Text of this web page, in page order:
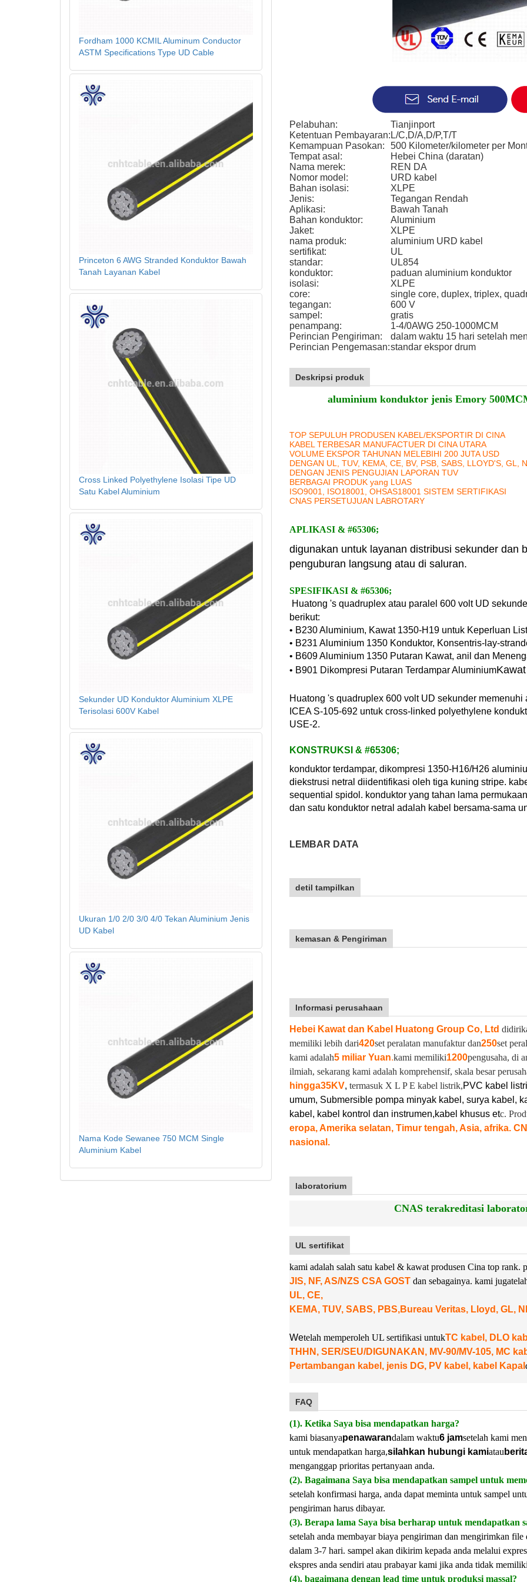
Pelabuhan:
Tianjinport
Ketentuan Pembayaran: L/C,D/A,D/P,T/T
Kemampuan Pasokan:
500 Kilometer/kilometer per
Tempat asal:
Hebei China (daratan)
Nama merek:
REN DA
Nomor model:
URD kabel
Bahan isolasi:
XLPE
Jenis:
Tegangan Rendah
Aplikasi:
Bawah Tanah
Bahan konduktor:
Aluminium
Jaket:
XLPE
nama produk:
aluminium URD kabel
sertifikat:
UL
standar:
UL854
konduktor:
paduan aluminium konduktor
isolasi:
XLPE
core:
single core, duplex, triplex,
tegangan:
600 V
sampel:
gratis
penampang:
1-4/0AWG 250-1000MCM
Perincian Pengiriman:
dalam waktu 15 hari setelah
Perincian Pengemasan:standar ekspor drum
Deskripsi produk
aluminium konduktor jenis Emory
TOP SEPULUH PRODUSEN KABEL/EKSPORTIR DI CINA
KABEL TERBESAR MANUFACTUER DI CINA UTARA
VOLUME EKSPOR TAHUNAN MELEBIHI 200 JUTA USD
DENGAN UL, TUV, KEMA, CE, BV, PSB, SABS, LLOYD'S, GL,
DENGAN JENIS PENGUJIAN LAPORAN TUV
BERBAGAI PRODUK yang LUAS
ISO9001, ISO18001, OHSAS18001 SISTEM SERTIFIKASI
CNAS PERSETUJUAN LABROTARY
APLIKASI & #65306;
digunakan untuk layanan distribusi sekunder dan
penguburan langsung atau di saluran.
SPESIFIKASI & #65306;
Huatong 's quadruplex atau paralel 600 volt UD
berikut:
• B230 Aluminium, Kawat 1350-H19 untuk Keperluan
• B231 Aluminium 1350 Konduktor, Konsentris-lay-
• B609 Aluminium 1350 Putaran Kawat, anil dan
• B901 Dikompresi Putaran Terdampar Aluminium
Huatong 's quadruplex 600 volt UD sekunder
ICEA S-105-692 untuk cross-linked polyethylene
USE-2.
KONSTRUKSI & #65306;
konduktor terdampar, dikompresi 1350-H16/H26
diekstrusi netral diidentifikasi oleh tiga kuning stripe.
sequential spidol. konduktor yang tahan lama
dan satu konduktor netral adalah kabel bersama-sama
LEMBAR DATA
detil tampilkan
kemasan & Pengiriman
Informasi perusahaan
Hebei Kawat dan Kabel Huatong Group Co, Ltd
memiliki lebih dari420set peralatan manufaktur dan250set
kami adalah5 miliar Yuan.kami memiliki1200pengusaha, di
ilmiah, sekarang kami adalah komprehensif, skala besar
hingga35KV, termasuk X L P E kabel listrik,PVC kabel
umum, Submersible pompa minyak kabel, surya kabel,
kabel, kabel kontrol dan instrumen,kabel khusus etc.
eropa, Amerika selatan, Timur tengah, Asia, afrika.
nasional.
laboratorium
CNAS terakreditasi
UL sertifikat
kami adalah salah satu kabel & kawat produsen Cina top rank.
JIS, NF, AS/NZS CSA GOST dan sebagainya. kami juga
UL, CE,
KEMA, TUV, SABS, PBS,Bureau Veritas, Lloyd, GL,
Wetelah memperoleh UL sertifikasi untukTC kabel, DLO
THHN, SER/SEU/DIGUNAKAN, MV-90/MV-105, MC
Pertambangan kabel, jenis DG, PV kabel, kabel Kapal
FAQ
(1). Ketika Saya bisa mendapatkan harga?
kami biasanyapenawarandalam waktu6 jamsetelah kami
untuk mendapatkan harga,silahkan hubungi kamiatau
menganggap prioritas pertanyaan anda.
(2). Bagaimana Saya bisa mendapatkan sampel untuk
setelah konfirmasi harga, anda dapat meminta untuk sampel
pengiriman harus dibayar.
(3). Berapa lama Saya bisa berharap untuk mendapatkan
setelah anda membayar biaya pengiriman dan mengirimkan
dalam 3-7 hari. sampel akan dikirim kepada anda melalui
ekspres anda sendiri atau prabayar kami jika anda tidak
(4). bagaimana dengan lead time untuk produksi massal?
Fordham 1000 KCMIL Aluminum Conductor
ASTM Specifications Type UD Cable
Princeton 6 AWG Stranded Konduktor Bawah
Tanah Layanan Kabel
Cross Linked Polyethylene Isolasi Tipe UD
Satu Kabel Aluminium
Sekunder UD Konduktor Aluminium XLPE
Terisolasi 600V Kabel
Ukuran 1/0 2/0 3/0 4/0 Tekan Aluminium Jenis
UD Kabel
Nama Kode Sewanee 750 MCM Single
Aluminium Kabel